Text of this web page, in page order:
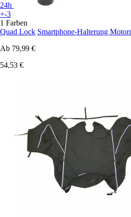
24h
+-3
1 Farben
Quad Lock Smartphone-Halterung
Ab 79,99 €
54,53 €